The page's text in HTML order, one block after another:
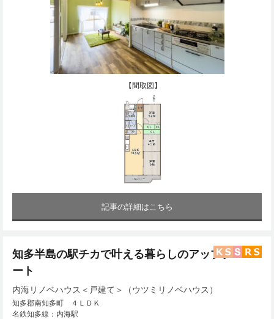
【間取図】
記事の詳細はこちら
知多半島の駅チカで叶える暮らしのアップデ
ート
内海リノベハウス＜戸建て＞（ウツミリノベハウス）
知多郡南知多町 ４ＬＤＫ
名鉄知多線：内海駅